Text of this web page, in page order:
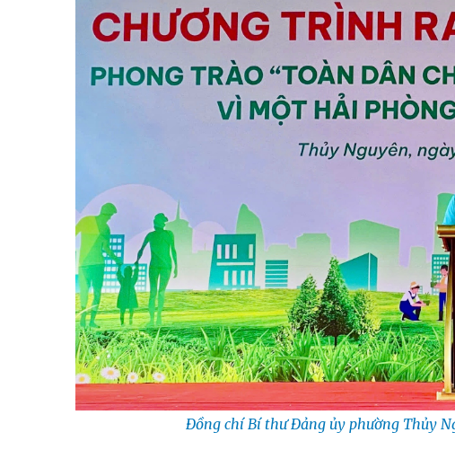
Đồng chí Bí thư Đảng ủy phường Thủy